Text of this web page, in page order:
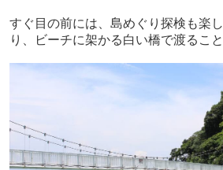
すぐ目の前には、島めぐり探検も楽
り、ビーチに架かる白い橋で渡るこ